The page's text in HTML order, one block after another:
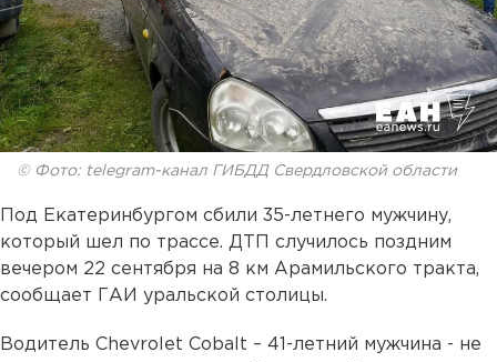
© Фото: telegram-канал ГИБДД Свердловской области
Под Екатеринбургом сбили 35-летнего мужчину,
который шел по трассе. ДТП случилось поздним
вечером 22 сентября на 8 км Арамильского тракта,
сообщает ГАИ уральской столицы.
Водитель Chevrolet Cobalt – 41-летний мужчина - не